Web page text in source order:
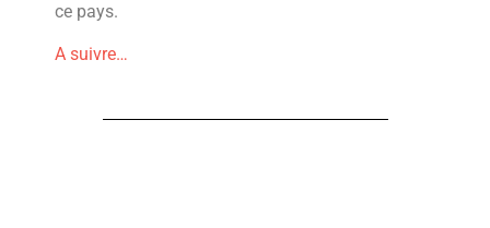
ce pays.
A suivre…